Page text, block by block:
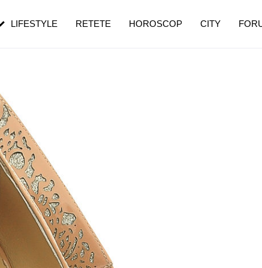
LIFESTYLE RETETE HOROSCOP CITY
pe măsură ce înaintezi în vârstă